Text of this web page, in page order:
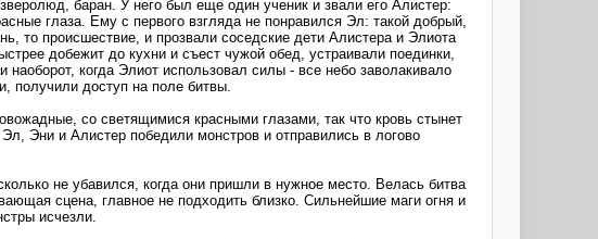
баран. У него был еще один ученик и звали его Алистер:
глаза. Ему с первого взгляда не понравился Эл: такой добрый,
то происшествие, и прозвали соседские дети Алистера и Элиота
добежит до кухни и съест чужой обед, устраивали поединки,
когда Элиот использовал силы - все небо заволакивало
получили доступ на поле битвы.
со светящимися красными глазами, так что кровь стынет
Эни и Алистер победили монстров и отправились в логово
не убавился, когда они пришли в нужное место. Велась битва
сцена, главное не подходить близко. Сильнейшие маги огня и
исчезли.